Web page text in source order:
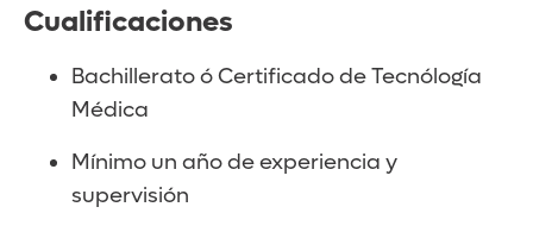
Cualificaciones
Bachillerato ó Certificado de Tecnólogía
Médica
Mínimo un año de experiencia y
supervisión